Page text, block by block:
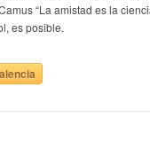
“La amistad es la
es posible.